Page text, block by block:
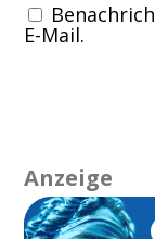
E-Mail.
Anzeige